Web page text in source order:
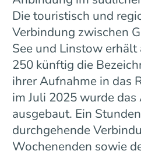
Die touristisch und
Verbindung zwischen
See und Linstow
250 künftig die
ihrer Aufnahme in das
im Juli 2025 wurde
ausgebaut. Ein
durchgehende
Wochenenden sowie